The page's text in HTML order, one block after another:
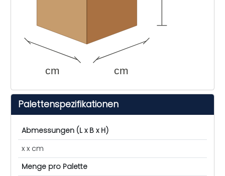
cm cm
Palettenspezifikationen
Abmessungen (L x B x H)
x x cm
Menge pro Palette